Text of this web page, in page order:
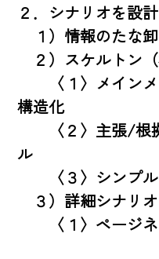
２．シナリオを設
１）情報のたな
２）スケルトン
〈１〉メインメ
構造化
〈２〉主張/根
ル
〈３〉シンプル
３）詳細シナリ
〈１〉ページネ